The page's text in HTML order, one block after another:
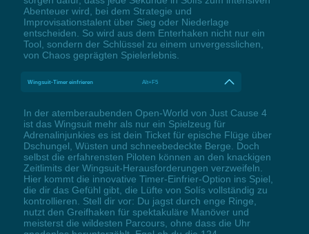
Abenteuer wird, bei dem Strategie und
Improvisationstalent über Sieg oder Niederlage
entscheiden. So wird aus dem Enterhaken nicht nur ein
Tool, sondern der Schlüssel zu einem unvergesslichen,
von Chaos geprägten Spielerlebnis.
Wingsuit-Timer einfrieren Alt+F5
In der atemberaubenden Open-World von Just Cause 4
ist das Wingsuit mehr als nur ein Spielzeug für
Adrenalinjunkies es ist dein Ticket für epische Flüge über
Dschungel, Wüsten und schneebedeckte Berge. Doch
selbst die erfahrensten Piloten können an den knackigen
Zeitlimits der Wingsuit-Herausforderungen verzweifeln.
Hier kommt die innovative Timer-Einfrier-Option ins Spiel,
die dir das Gefühl gibt, die Lüfte von Solís vollständig zu
kontrollieren. Stell dir vor: Du jagst durch enge Ringe,
nutzt den Greifhaken für spektakuläre Manöver und
meisterst die wildesten Parcours, ohne dass die Uhr